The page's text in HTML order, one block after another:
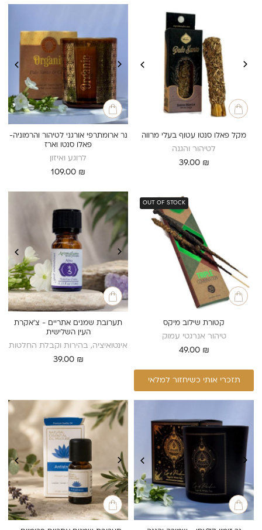
מקל פאלו סנטו עטוף בעלי מרווה
לטיהור והגנה
39.00 ₪
נר ארומתרפי אורגני לטיהור והרמוניה-
פאלו סנטו וארז
לרוגע ואיזון
109.00 ₪
OUT OF STOCK
קטורת שילוב מיקס
טיהור אנרגטי עמוק
49.00 ₪
תזכרי אותי כשיחזור למלאי
תערובת שמנים אתריים - צ’אקרת
העין השלישית
אינטואיציה, בהירות וקבלת החלטות
39.00 ₪